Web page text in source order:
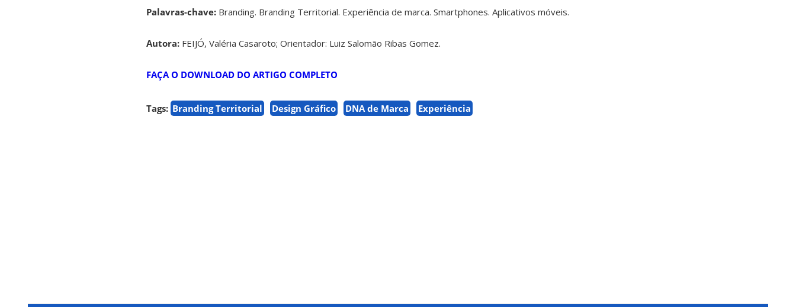
Palavras-chave: Branding. Branding Territorial. Experiência de marca. Smartphones. Aplicativos móveis.
Autora: FEIJÓ, Valéria Casaroto; Orientador: Luiz Salomão Ribas Gomez.
FAÇA O DOWNLOAD DO ARTIGO COMPLETO
Tags: Branding Territorial Design Gráfico DNA de Marca Experiência